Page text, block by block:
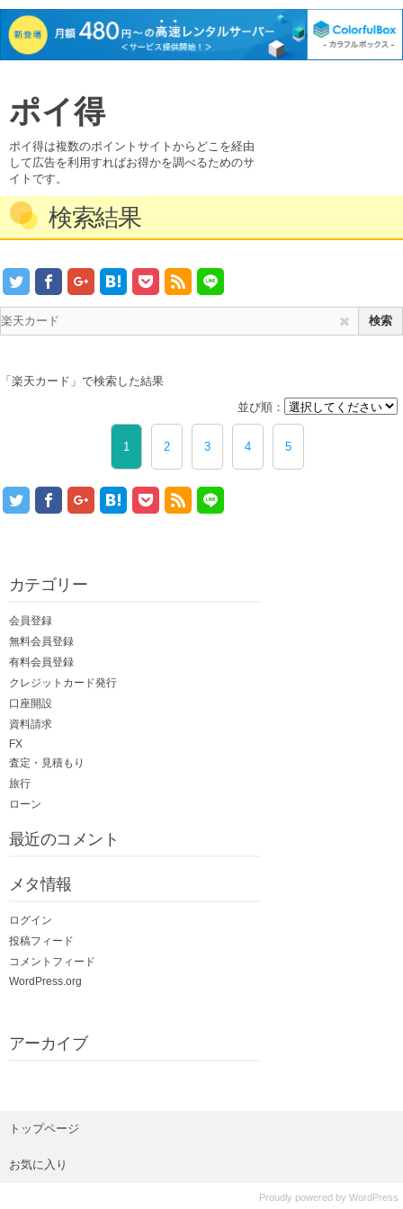
ポイ得
ポイ得は複数のポイントサイトからどこを経由
して広告を利用すればお得かを調べるためのサ
イトです。
検索結果
「楽天カード」で検索した結果
並び順：
1 2 3 4 5
カテゴリー
会員登録
無料会員登録
有料会員登録
クレジットカード発行
口座開設
資料請求
FX
査定・見積もり
旅行
ローン
最近のコメント
メタ情報
ログイン
投稿フィード
コメントフィード
WordPress.org
アーカイブ
トップページ
お気に入り
Proudly powered by WordPress